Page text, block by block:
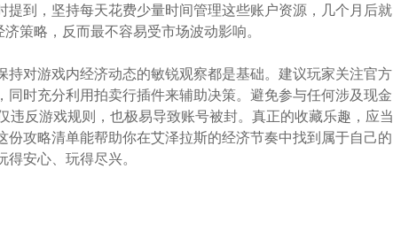
到，坚持每天花费少量时间管理这些账户资源，几个月后就
策略，反而最不容易受市场波动影响。
对游戏内经济动态的敏锐观察都是基础。建议玩家关注官方
时充分利用拍卖行插件来辅助决策。避免参与任何涉及现金
违反游戏规则，也极易导致账号被封。真正的收藏乐趣，应当
攻略清单能帮助你在艾泽拉斯的经济节奏中找到属于自己的
安心、玩得尽兴。